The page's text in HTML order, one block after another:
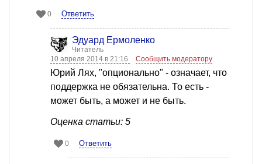
0 Ответить
Эдуард Ермоленко
Читатель
10 апреля 2014 в 21:16
Сообщить модератору
Юрий Лях, "опционально" - означает, что
поддержка не обязательна. То есть -
может быть, а может и не быть.
Оценка статьи: 5
0 Ответить